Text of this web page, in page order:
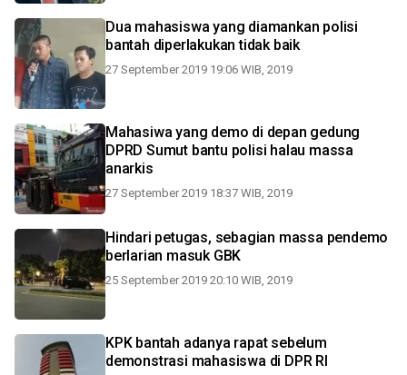
Dua mahasiswa yang diamankan polisi
bantah diperlakukan tidak baik
27 September 2019 19:06 WIB, 2019
Mahasiwa yang demo di depan gedung
DPRD Sumut bantu polisi halau massa
anarkis
27 September 2019 18:37 WIB, 2019
Hindari petugas, sebagian massa pendemo
berlarian masuk GBK
25 September 2019 20:10 WIB, 2019
KPK bantah adanya rapat sebelum
demonstrasi mahasiswa di DPR RI